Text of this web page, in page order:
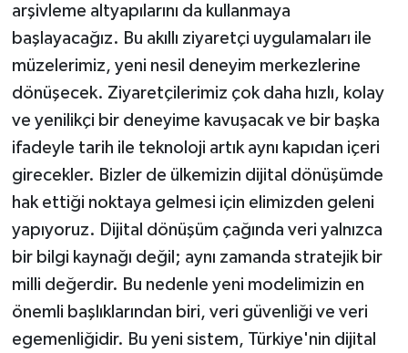
arşivleme altyapılarını da kullanmaya
başlayacağız. Bu akıllı ziyaretçi uygulamaları ile
müzelerimiz, yeni nesil deneyim merkezlerine
dönüşecek. Ziyaretçilerimiz çok daha hızlı, kolay
ve yenilikçi bir deneyime kavuşacak ve bir başka
ifadeyle tarih ile teknoloji artık aynı kapıdan içeri
girecekler. Bizler de ülkemizin dijital dönüşümde
hak ettiği noktaya gelmesi için elimizden geleni
yapıyoruz. Dijital dönüşüm çağında veri yalnızca
bir bilgi kaynağı değil; aynı zamanda stratejik bir
milli değerdir. Bu nedenle yeni modelimizin en
önemli başlıklarından biri, veri güvenliği ve veri
egemenliğidir. Bu yeni sistem, Türkiye'nin dijital